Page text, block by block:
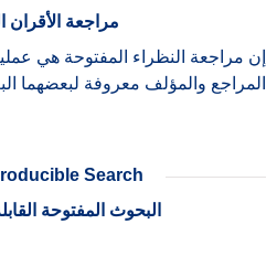
مراجعة الأقران
إن مراجعة النظراء المفتوحة هي
المراجع والمؤلف معروفة لبعضهما
Search
البحوث المفتوحة